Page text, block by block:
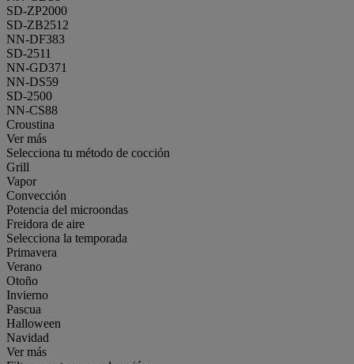
SD-ZP2000
SD-ZB2512
NN-DF383
SD-2511
NN-GD371
NN-DS59
SD-2500
NN-CS88
Croustina
Ver más
Selecciona tu método de cocción
Grill
Vapor
Convección
Potencia del microondas
Freidora de aire
Selecciona la temporada
Primavera
Verano
Otoño
Invierno
Pascua
Halloween
Navidad
Ver más